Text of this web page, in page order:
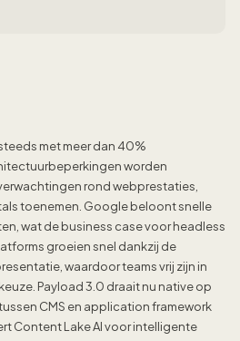
met meer dan 40%
worden
rond webprestaties,
toenemen. Google beloont snelle
wat de business case voor headless
groeien snel dankzij de
waardoor teams vrij zijn in
Payload 3.0 draait nu native op
CMS en application framework
Content Lake AI voor intelligente